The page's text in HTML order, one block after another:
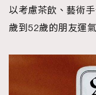
以考慮茶飲、藝術
歲到52歲的朋友運